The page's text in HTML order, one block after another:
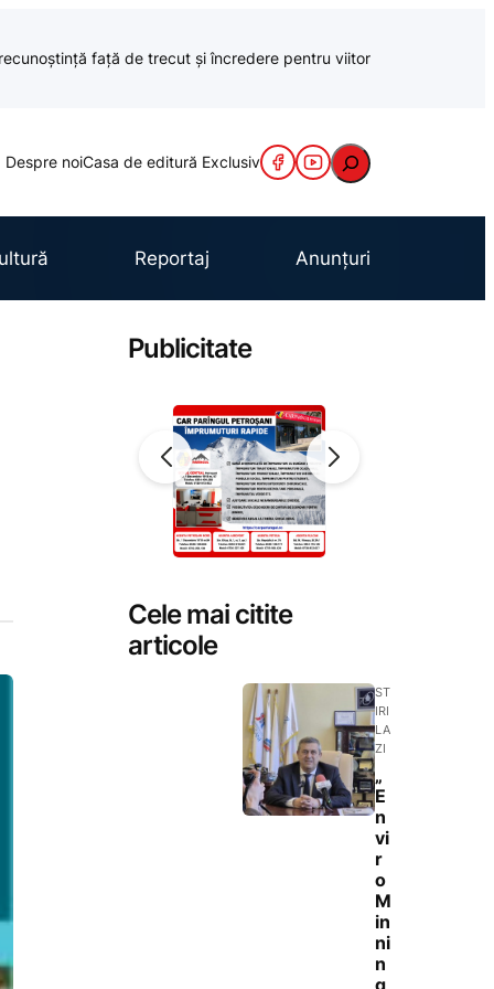
față de trecut și încredere pentru viitor
Despre noiCasa de editură Exclusiv Caută
Reportaj Anunțuri
Publicitate
Cele mai citite
articole
ST
IRI
LA
ZI
„
E
n
vi
r
o
M
in
ni
n
g